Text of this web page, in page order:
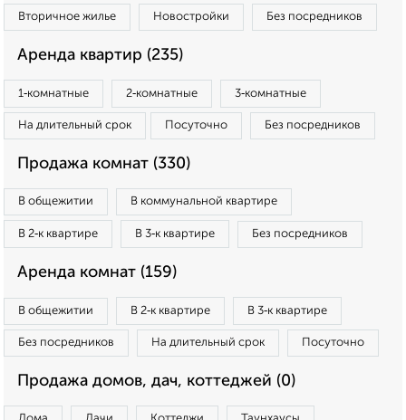
Вторичное жилье Новостройки Без посредников
Аренда квартир (235)
1‑комнатные 2‑комнатные 3‑комнатные
На длительный срок Посуточно Без посредников
Продажа комнат (330)
В общежитии В коммунальной квартире
В 2‑к квартире В 3‑к квартире Без посредников
Аренда комнат (159)
В общежитии В 2‑к квартире В 3‑к квартире
Без посредников На длительный срок Посуточно
Продажа домов, дач, коттеджей (0)